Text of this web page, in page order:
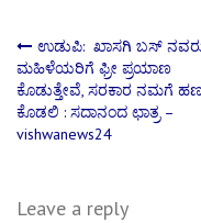
Post
ಉಡುಪಿ: ಖಾಸಗಿ ಬಸ್
ಮಹಿಳೆಯರಿಗೆ ಫ್ರೀ ಪ್ರಯಾಣ
ಕೊಡುತ್ತೇವೆ, ಸರಕಾರ ನಮಗೆ ಹಣ
ಕೊಡಲಿ : ಸದಾನಂದ ಛಾತ್ರ –
vishwanews24
Leave a reply